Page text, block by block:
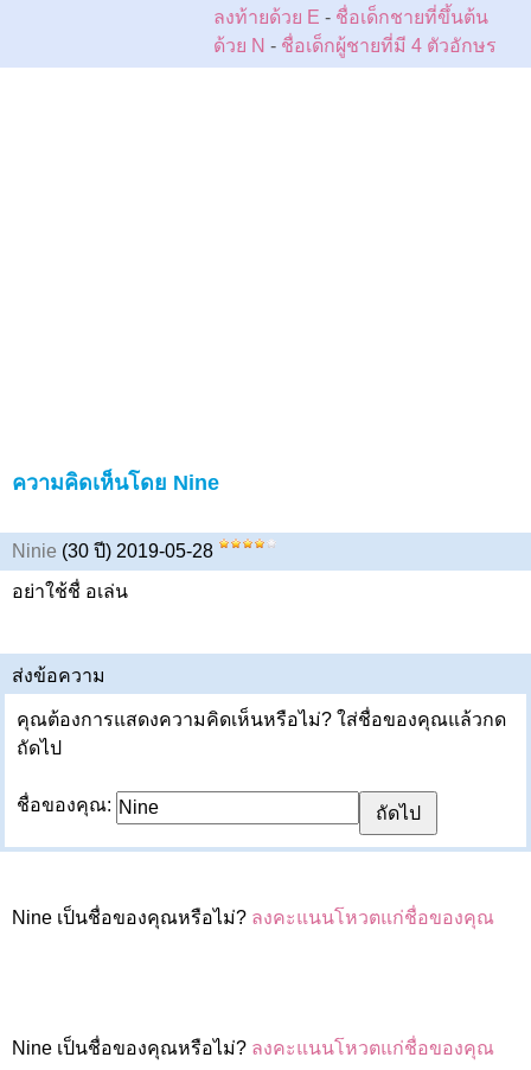
ลงท้ายด้วย E - ชื่อเด็กชายที่ขึ้นต้น
ด้วย N - ชื่อเด็กผู้ชายที่มี 4 ตัวอักษร
ความคิดเห็นโดย Nine
Ninie (30 ปี) 2019-05-28
อย่าใช้ชื่ อเล่น
ส่งข้อความ
คุณต้องการแสดงความคิดเห็นหรือไม่? ใส่ชื่อของคุณแล้วกด
ถัดไป
ชื่อของคุณ:
Nine เป็นชื่อของคุณหรือไม่? ลงคะแนนโหวตแก่ชื่อของคุณ
Nine เป็นชื่อของคุณหรือไม่? ลงคะแนนโหวตแก่ชื่อของคุณ